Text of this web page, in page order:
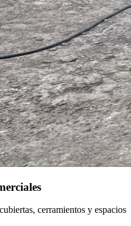
cerramientos y espacios